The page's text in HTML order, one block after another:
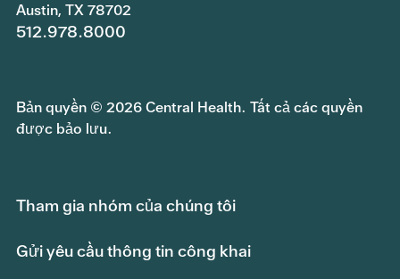
Austin, TX 78702
512.978.8000
Bản quyền © 2026 Central Health. Tất cả các quyền
được bảo lưu.
Tham gia nhóm của chúng tôi
Gửi yêu cầu thông tin công khai